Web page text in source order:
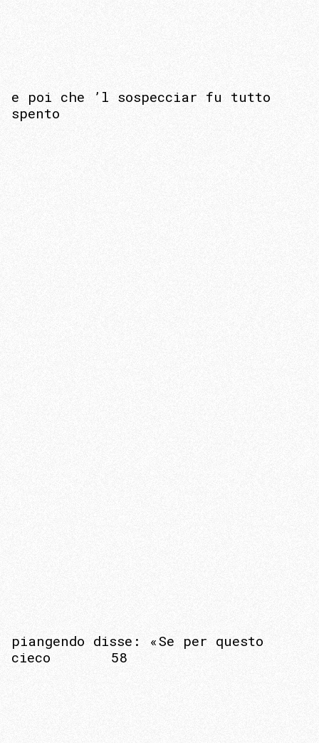
e poi che ’l sospecciar fu tutto
spento
piangendo disse: «Se per questo
cieco 58